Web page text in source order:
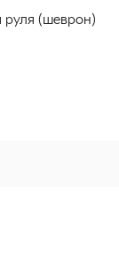
руля (шеврон)